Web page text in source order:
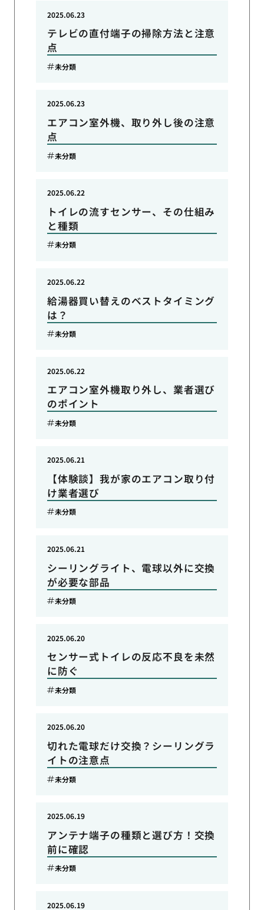
テレビの直付端子の掃除方法と注意
点
2025.06.23
未分類
エアコン室外機、取り外し後の注意
点
2025.06.23
未分類
トイレの流すセンサー、その仕組み
と種類
2025.06.22
未分類
給湯器買い替えのベストタイミング
は？
2025.06.22
未分類
エアコン室外機取り外し、業者選び
のポイント
2025.06.22
未分類
【体験談】我が家のエアコン取り付
け業者選び
2025.06.21
未分類
シーリングライト、電球以外に交換
が必要な部品
2025.06.21
未分類
センサー式トイレの反応不良を未然
に防ぐ
2025.06.20
未分類
切れた電球だけ交換？シーリングラ
イトの注意点
2025.06.20
未分類
アンテナ端子の種類と選び方！交換
前に確認
2025.06.19
未分類
2025.06.19